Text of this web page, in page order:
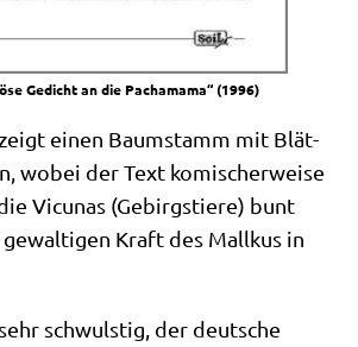
Gedicht an die Pacha­ma­ma“ (1996)
einen Baum­stamm mit Blät­
wobei der Text komi­scher­wei­se
Vicu­nas (Gebirgs­tie­re) bunt
Kraft des Mall­kus in
schwul­stig, der deut­sche